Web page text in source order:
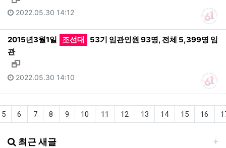
2022.05.30 14:12
2015년3월1일 조선대
53기 임관인원 93명, 전체 5,399명 임
관
새창으로 보기
2022.05.30 14:10
5 6 7 8 9 10 11 12 13 14 15 16
최근 새글